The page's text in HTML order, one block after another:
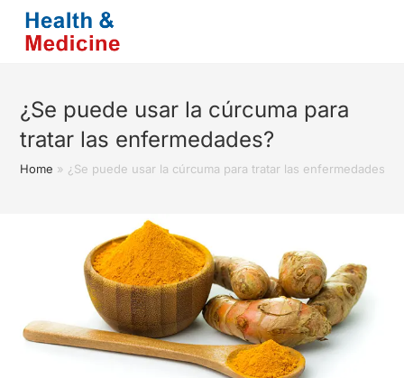
Saltar
contenido
¿Se puede usar la cúrcuma para
tratar las enfermedades?
Home » ¿Se puede usar la cúrcuma para tratar las enfermedades?